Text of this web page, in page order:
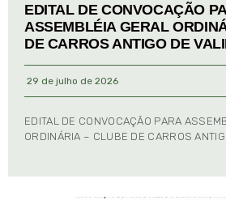
EDITAL DE CONVOCAÇÃO
ASSEMBLÉIA GERAL
DE CARROS ANTIGO DE
29 de julho de 2026
EDITAL DE CONVOCAÇÃO PARA
ORDINÁRIA – CLUBE DE CARROS